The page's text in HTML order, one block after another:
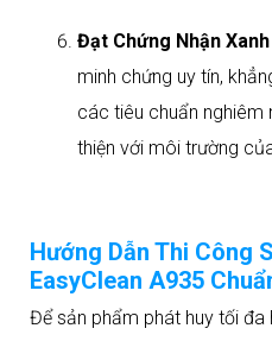
Đạt Chứng Nhận
minh chứng uy tín,
các tiêu chuẩn nghiêm
thiện với môi trường
Hướng Dẫn Thi Công
EasyClean A935
Để sản phẩm phát huy tối đa